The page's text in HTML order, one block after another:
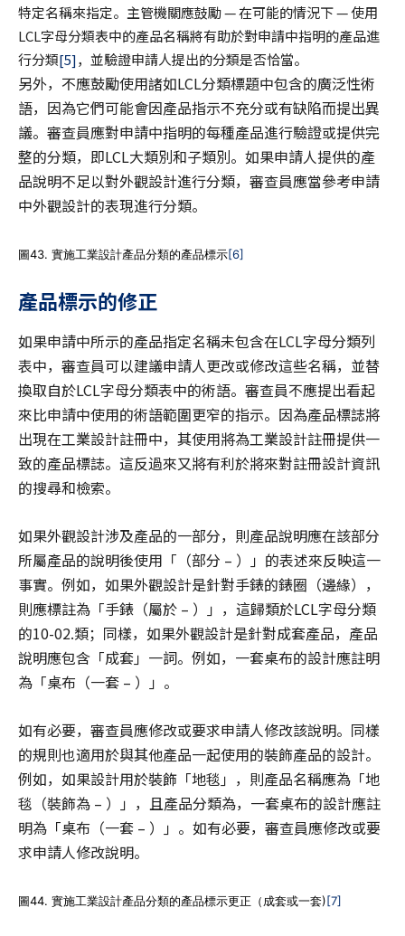
特定名稱來指定。主管機關應鼓勵 — 在可能的情況下 — 使用
LCL字母分類表中的產品名稱將有助於對申請中指明的產品進
行分類[5]，並驗證申請人提出的分類是否恰當。
另外，不應鼓勵使用諸如LCL分類標題中包含的廣泛性術
語，因為它們可能會因產品指示不充分或有缺陷而提出異
議。審查員應對申請中指明的每種產品進行驗證或提供完
整的分類，即LCL大類別和子類別。如果申請人提供的產
品說明不足以對外觀設計進行分類，審查員應當參考申請
中外觀設計的表現進行分類。
圖43. 實施工業設計產品分類的產品標示[6]
產品標示的修正
如果申請中所示的產品指定名稱未包含在LCL字母分類列
表中，審查員可以建議申請人更改或修改這些名稱，並替
換取自於LCL字母分類表中的術語。審查員不應提出看起
來比申請中使用的術語範圍更窄的指示。因為產品標誌將
出現在工業設計註冊中，其使用將為工業設計註冊提供一
致的產品標誌。這反過來又將有利於將來對註冊設計資訊
的搜尋和檢索。
如果外觀設計涉及產品的一部分，則產品說明應在該部分
所屬產品的說明後使用「（部分 – ）」的表述來反映這一
事實。例如，如果外觀設計是針對手錶的錶圈（邊緣），
則應標註為「手錶（屬於 – ）」，這歸類於LCL字母分類
的10-02.類；同樣，如果外觀設計是針對成套產品，產品
說明應包含「成套」一詞。例如，一套桌布的設計應註明
為「桌布（一套 – ）」。
如有必要，審查員應修改或要求申請人修改該說明。同樣
的規則也適用於與其他產品一起使用的裝飾產品的設計。
例如，如果設計用於裝飾「地毯」，則產品名稱應為「地
毯（裝飾為 – ）」，且產品分類為，一套桌布的設計應註
明為「桌布（一套 – ）」。如有必要，審查員應修改或要
求申請人修改說明。
圖44. 實施工業設計產品分類的產品標示更正（成套或一套)[7]